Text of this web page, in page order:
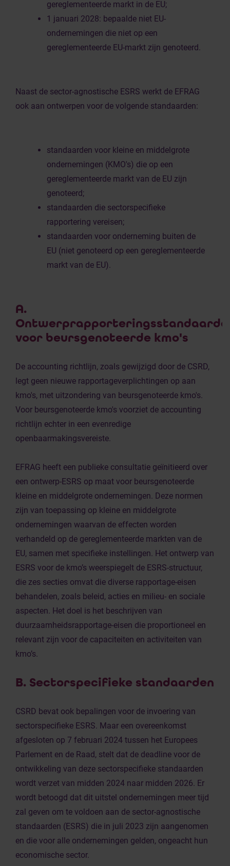
gereglementeerde markt in de EU;
1 januari 2028: bepaalde niet EU-
ondernemingen die niet op een
gereglementeerde EU-markt zijn genoteerd.
Naast de sector-agnostische ESRS werkt de EFRAG
ook aan ontwerpen voor de volgende standaarden:
standaarden voor kleine en middelgrote
ondernemingen (KMO's) die op een
gereglementeerde markt van de EU zijn
genoteerd;
standaarden die sectorspecifieke
rapportering vereisen;
standaarden voor onderneming buiten de
EU (niet genoteerd op een gereglementeerde
markt van de EU).
A.
voor beursgenoteerde kmo's
De accounting richtlijn, zoals gewijzigd door de CSRD,
legt geen nieuwe rapportageverplichtingen op aan
kmo's, met uitzondering van beursgenoteerde kmo's.
Voor beursgenoteerde kmo's voorziet de accounting
richtlijn echter in een evenredige
openbaarmakingsvereiste.
EFRAG heeft een publieke consultatie geïnitieerd over
een ontwerp-ESRS op maat voor beursgenoteerde
kleine en middelgrote ondernemingen. Deze normen
zijn van toepassing op kleine en middelgrote
ondernemingen waarvan de effecten worden
verhandeld op de gereglementeerde markten van de
EU, samen met specifieke instellingen. Het ontwerp van
ESRS voor de kmo’s weerspiegelt de ESRS-structuur,
die zes secties omvat die diverse rapportage-eisen
behandelen, zoals beleid, acties en milieu- en sociale
aspecten. Het doel is het beschrijven van
duurzaamheidsrapportage-eisen die proportioneel en
relevant zijn voor de capaciteiten en activiteiten van
kmo’s.
B. Sectorspecifieke standaarden
CSRD bevat ook bepalingen voor de invoering van
sectorspecifieke ESRS. Maar een overeenkomst
afgesloten op 7 februari 2024 tussen het Europees
Parlement en de Raad, stelt dat de deadline voor de
ontwikkeling van deze sectorspecifieke standaarden
wordt verzet van midden 2024 naar midden 2026. Er
wordt betoogd dat dit uitstel ondernemingen meer tijd
zal geven om te voldoen aan de sector-agnostische
standaarden (ESRS) die in juli 2023 zijn aangenomen
en die voor alle ondernemingen gelden, ongeacht hun
economische sector.